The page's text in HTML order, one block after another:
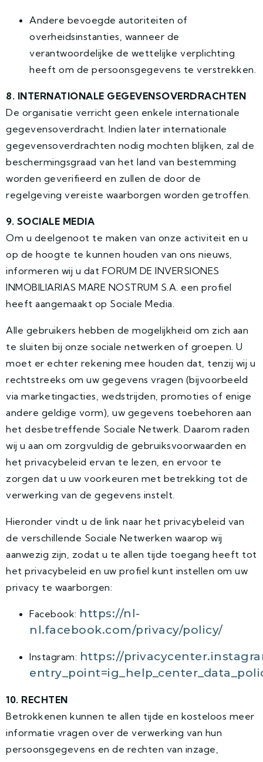
Andere bevoegde autoriteiten of
overheidsinstanties, wanneer de
verantwoordelijke de wettelijke verplichting
heeft om de persoonsgegevens te verstrekken.
8. INTERNATIONALE GEGEVENSOVERDRACHTEN
De organisatie verricht geen enkele internationale
gegevensoverdracht. Indien later internationale
gegevensoverdrachten nodig mochten blijken, zal de
beschermingsgraad van het land van bestemming
worden geverifieerd en zullen de door de
regelgeving vereiste waarborgen worden getroffen.
9. SOCIALE MEDIA
Om u deelgenoot te maken van onze activiteit en u
op de hoogte te kunnen houden van ons nieuws,
informeren wij u dat FORUM DE INVERSIONES
INMOBILIARIAS MARE NOSTRUM S.A. een profiel
heeft aangemaakt op Sociale Media.
Alle gebruikers hebben de mogelijkheid om zich aan
te sluiten bij onze sociale netwerken of groepen. U
moet er echter rekening mee houden dat, tenzij wij u
rechtstreeks om uw gegevens vragen (bijvoorbeeld
via marketingacties, wedstrijden, promoties of enige
andere geldige vorm), uw gegevens toebehoren aan
het desbetreffende Sociale Netwerk. Daarom raden
wij u aan om zorgvuldig de gebruiksvoorwaarden en
het privacybeleid ervan te lezen, en ervoor te
zorgen dat u uw voorkeuren met betrekking tot de
verwerking van de gegevens instelt.
Hieronder vindt u de link naar het privacybeleid van
de verschillende Sociale Netwerken waarop wij
aanwezig zijn, zodat u te allen tijde toegang heeft tot
het privacybeleid en uw profiel kunt instellen om uw
privacy te waarborgen:
Facebook: https://nl-
nl.facebook.com/privacy/policy/
Instagram: https://
10. RECHTEN
Betrokkenen kunnen te allen tijde en kosteloos meer
informatie vragen over de verwerking van hun
persoonsgegevens en de rechten van inzage,